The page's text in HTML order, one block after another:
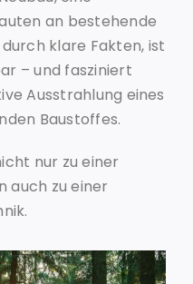
an bestehende
klare Fakten, ist
– und fasziniert
Ausstrahlung eines
Baustoffes.
nur zu einer
auch zu einer